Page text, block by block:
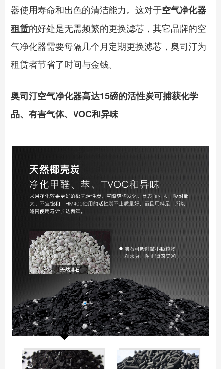
器使用寿命和出色的清洁能力。这对于空气净化器
租赁的好处是无需频繁的更换滤芯，其它品牌的空
气净化器需要每隔几个月定期更换滤芯，奥司汀为
租赁者节省了时间与金钱。
奥司汀空气净化器高达15磅的活性炭可捕获化学
品、有害气体、VOC和异味